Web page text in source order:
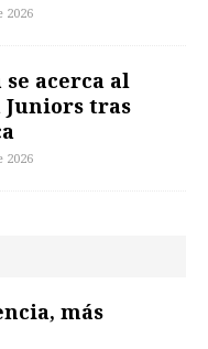
2026
acerca al
Juniors tras
2026
más